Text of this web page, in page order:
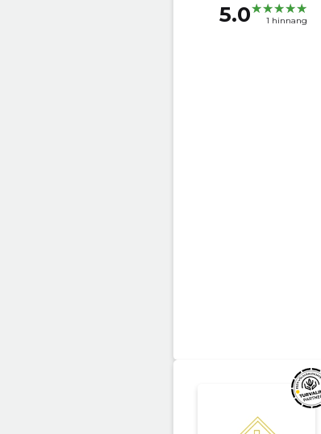
5.0 1 hinnang